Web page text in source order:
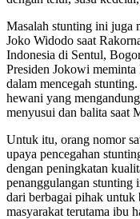
Masalah stunting ini juga
Joko Widodo saat
Indonesia di Sentul,
Presiden Jokowi
dalam mencegah
hewani yang
menyusui dan balita saat
Untuk itu, orang nomor
upaya pencegahan
dengan peningkatan
penanggulangan stunting
dari berbagai pihak untuk
masyarakat terutama ibu